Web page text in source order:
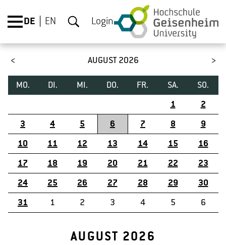
DE EN Login
AUGUST 2026
MO. DI. MI. DO. FR. SA.
SO.
1
2
3
4 5 6 7 8
9
10
11 12 13 14 15
16
17
18 19 20 21 22
23
24
25 26 27 28 29
30
31
1 2 3 4 5 6
AUGUST 2026